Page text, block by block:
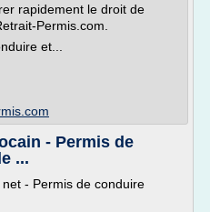
rapidement le droit de
Permis.com.
et...
- Permis de
...
- Permis de conduire